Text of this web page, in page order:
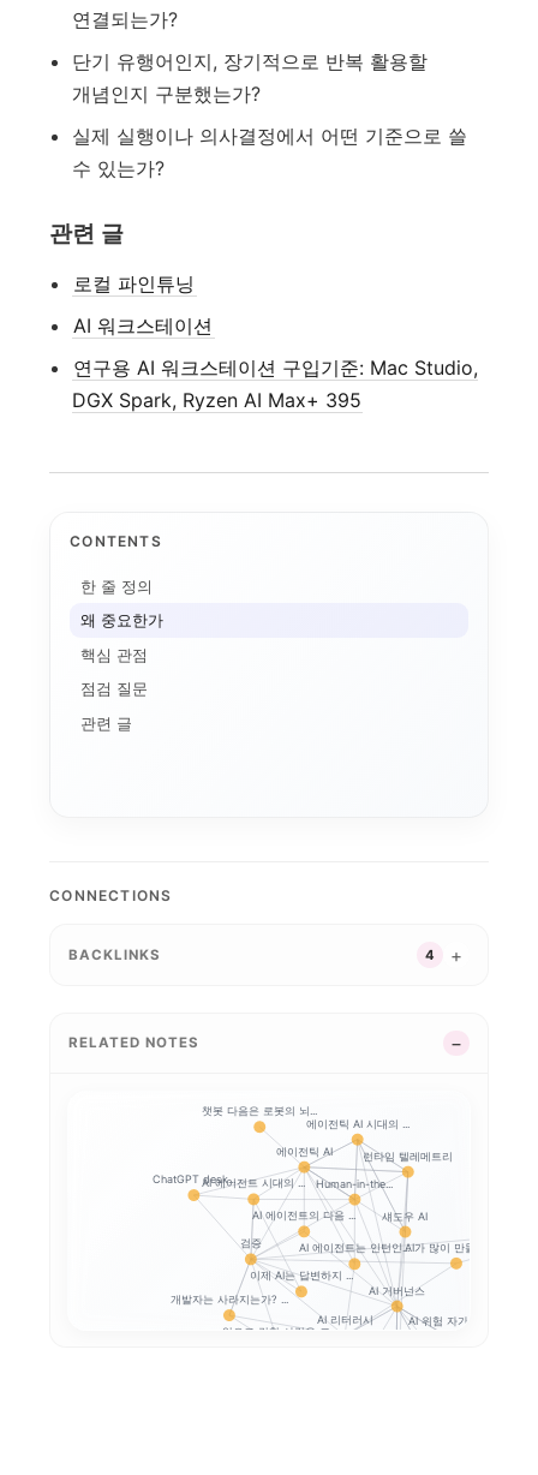
연결되는가?
단기 유행어인지, 장기적으로 반복 활용할
개념인지 구분했는가?
실제 실행이나 의사결정에서 어떤 기준으로 쓸
수 있는가?
관련 글
로컬 파인튜닝
AI 워크스테이션
연구용 AI 워크스테이션 구입기준: Mac Studio,
DGX Spark, Ryzen AI Max+ 395
CONTENTS
한 줄 정의
왜 중요한가
핵심 관점
점검 질문
관련 글
CONNECTIONS
BACKLINKS 4
RELATED NOTES
AI 거버넌스
AI 리터러시 AI 위험 자가진단
에이전틱 AI 시대의 ...
에이전틱 AI
Human-in-the...
런타임 텔레메트리
섀도우 AI
연구용 AI 워크스테이...
CUDA
전환비용
개발자는 사라지는가? ...
AI 에이전트 시대의 ...
검증
ChatGPT desk...
앞으로 강한 사람은 코...
AI가 많이 만들수록,...
AI 에이전트의 다음 ...
이제 AI는 답변하지 ...
AI 에이전트는 인턴인...
챗봇 다음은 로봇의 뇌...